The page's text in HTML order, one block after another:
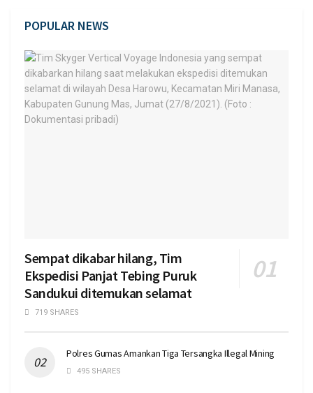
POPULAR NEWS
Sempat dikabar hilang, Tim
Ekspedisi Panjat Tebing Puruk
Sandukui ditemukan selamat
719 SHARES
Polres Gumas Amankan Tiga Tersangka Illegal Mining
495 SHARES